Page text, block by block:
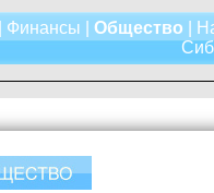
Финансы Общество